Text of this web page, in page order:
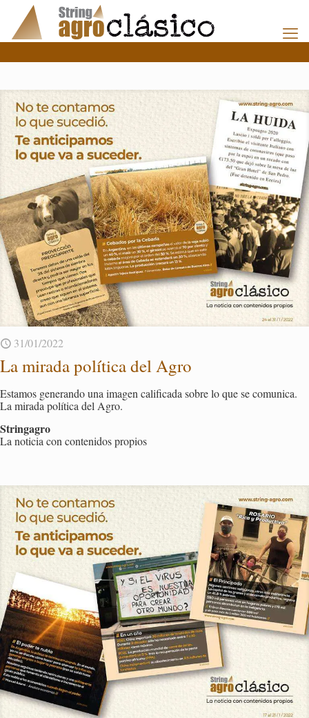
31/01/2022
La mi­ra­da po­lí­ti­ca del Agro
Es­ta­mos ge­ne­ran­do una ima­gen ca­li­fi­ca­da sobre lo que se co­mu­ni­ca.
La mi­ra­da po­lí­ti­ca del Agro.
Strin­ga­gro
La no­ti­cia con con­te­ni­dos pro­pios